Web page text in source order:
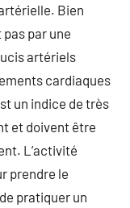
Bien
par une
artériels
cardiaques
un indice de très
et doivent être
L’activité
prendre le
pratiquer un